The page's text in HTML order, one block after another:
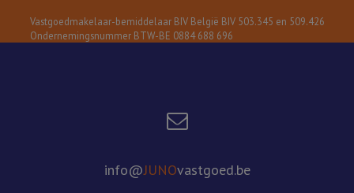
Vastgoedmakelaar-bemiddelaar BIV België BIV 503.345 en 509.426
Ondernemingsnummer BTW-BE 0884 688 696
info@JUNOvastgoed.be